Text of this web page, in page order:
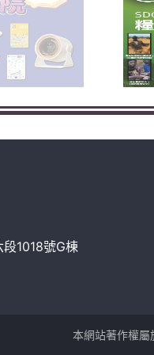
1018號G棟
本網站著作權屬